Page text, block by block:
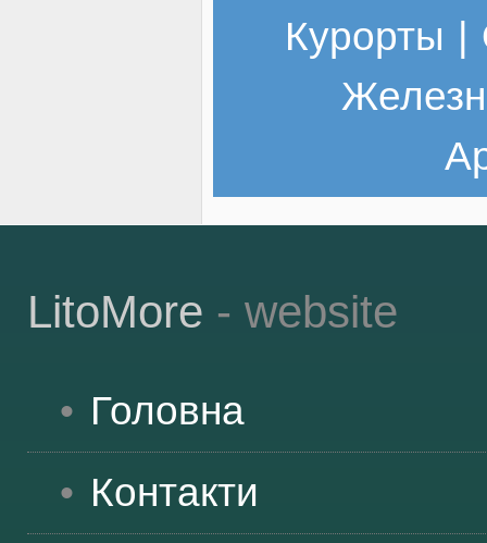
Курорты
LitoMore - website
Головна
Контакти